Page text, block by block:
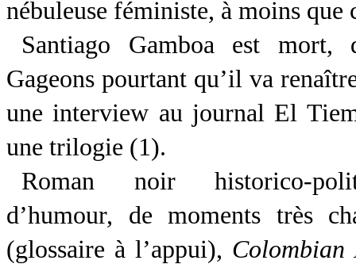
nébuleuse féministe, à moins que
Santiago Gamboa est
Gageons pourtant qu’il va
une interview au journal El
une trilogie (1).
Roman noir historico-
d’humour, de moments très
(glossaire à l’appui), Colombian